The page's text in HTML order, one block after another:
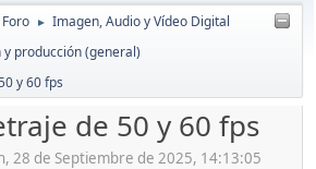
Foro ► Imagen, Audio y Vídeo Digital
producción (general)
y 60 fps
de 50 y 60 fps
28 de Septiembre de 2025, 14:13:05